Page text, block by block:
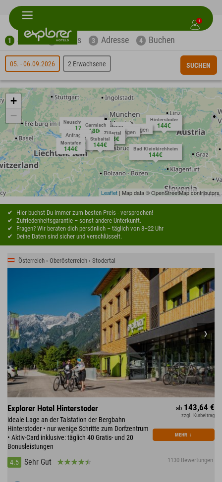
1
1 Suche Extras 3 Adresse 4 Buchen
05. - 06.09.2026 2 Erwachsene SUCHEN
Hinterstoder
144€
Zillertal
153€
Stubaital
144€
Ötztal
144€
Neuschwanstein
171€
Montafon
144€
Garmisch
180€
Bad Kleinkirchheim
144€
Anfragen
Anfragen
Anfragen
Anfragen
+
−
Leaflet | Map data © OpenStreetMap contributors
Hier buchst Du immer zum besten Preis - versprochen!
Zufriedenheitsgarantie – sonst andere Unterkunft.
Fragen? Wir beraten dich persönlich – täglich von 8–22 Uhr
Deine Daten sind sicher und verschlüsselt.
Österreich › Oberösterreich › Stodertal
Explorer Hotel Hinterstoder
ideale Lage an der Talstation der Bergbahn
Hinterstoder • nur wenige Schritte zum Dorfzentrum
• Aktiv-Card inklusive: täglich 40 Gratis- und 20
Bonusleistungen
4.5
Sehr Gut 1130 Bewertungen
ab 143,64 €
zzgl. Kurbeitrag
MEHR ↓